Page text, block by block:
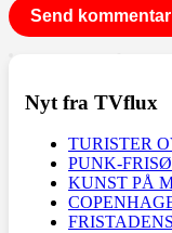
Nyt fra TVflux
TURISTER
PUNK-
KUNST PÅ